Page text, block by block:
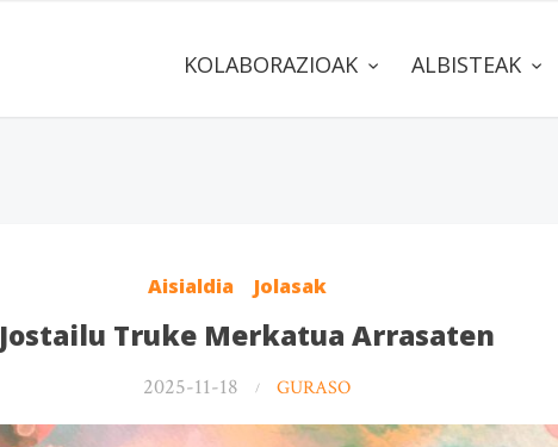
KOLABORAZIOAK ALBISTEAK
Aisialdia Jolasak
Jostailu Truke Merkatua Arrasaten
2025-11-18 GURASO